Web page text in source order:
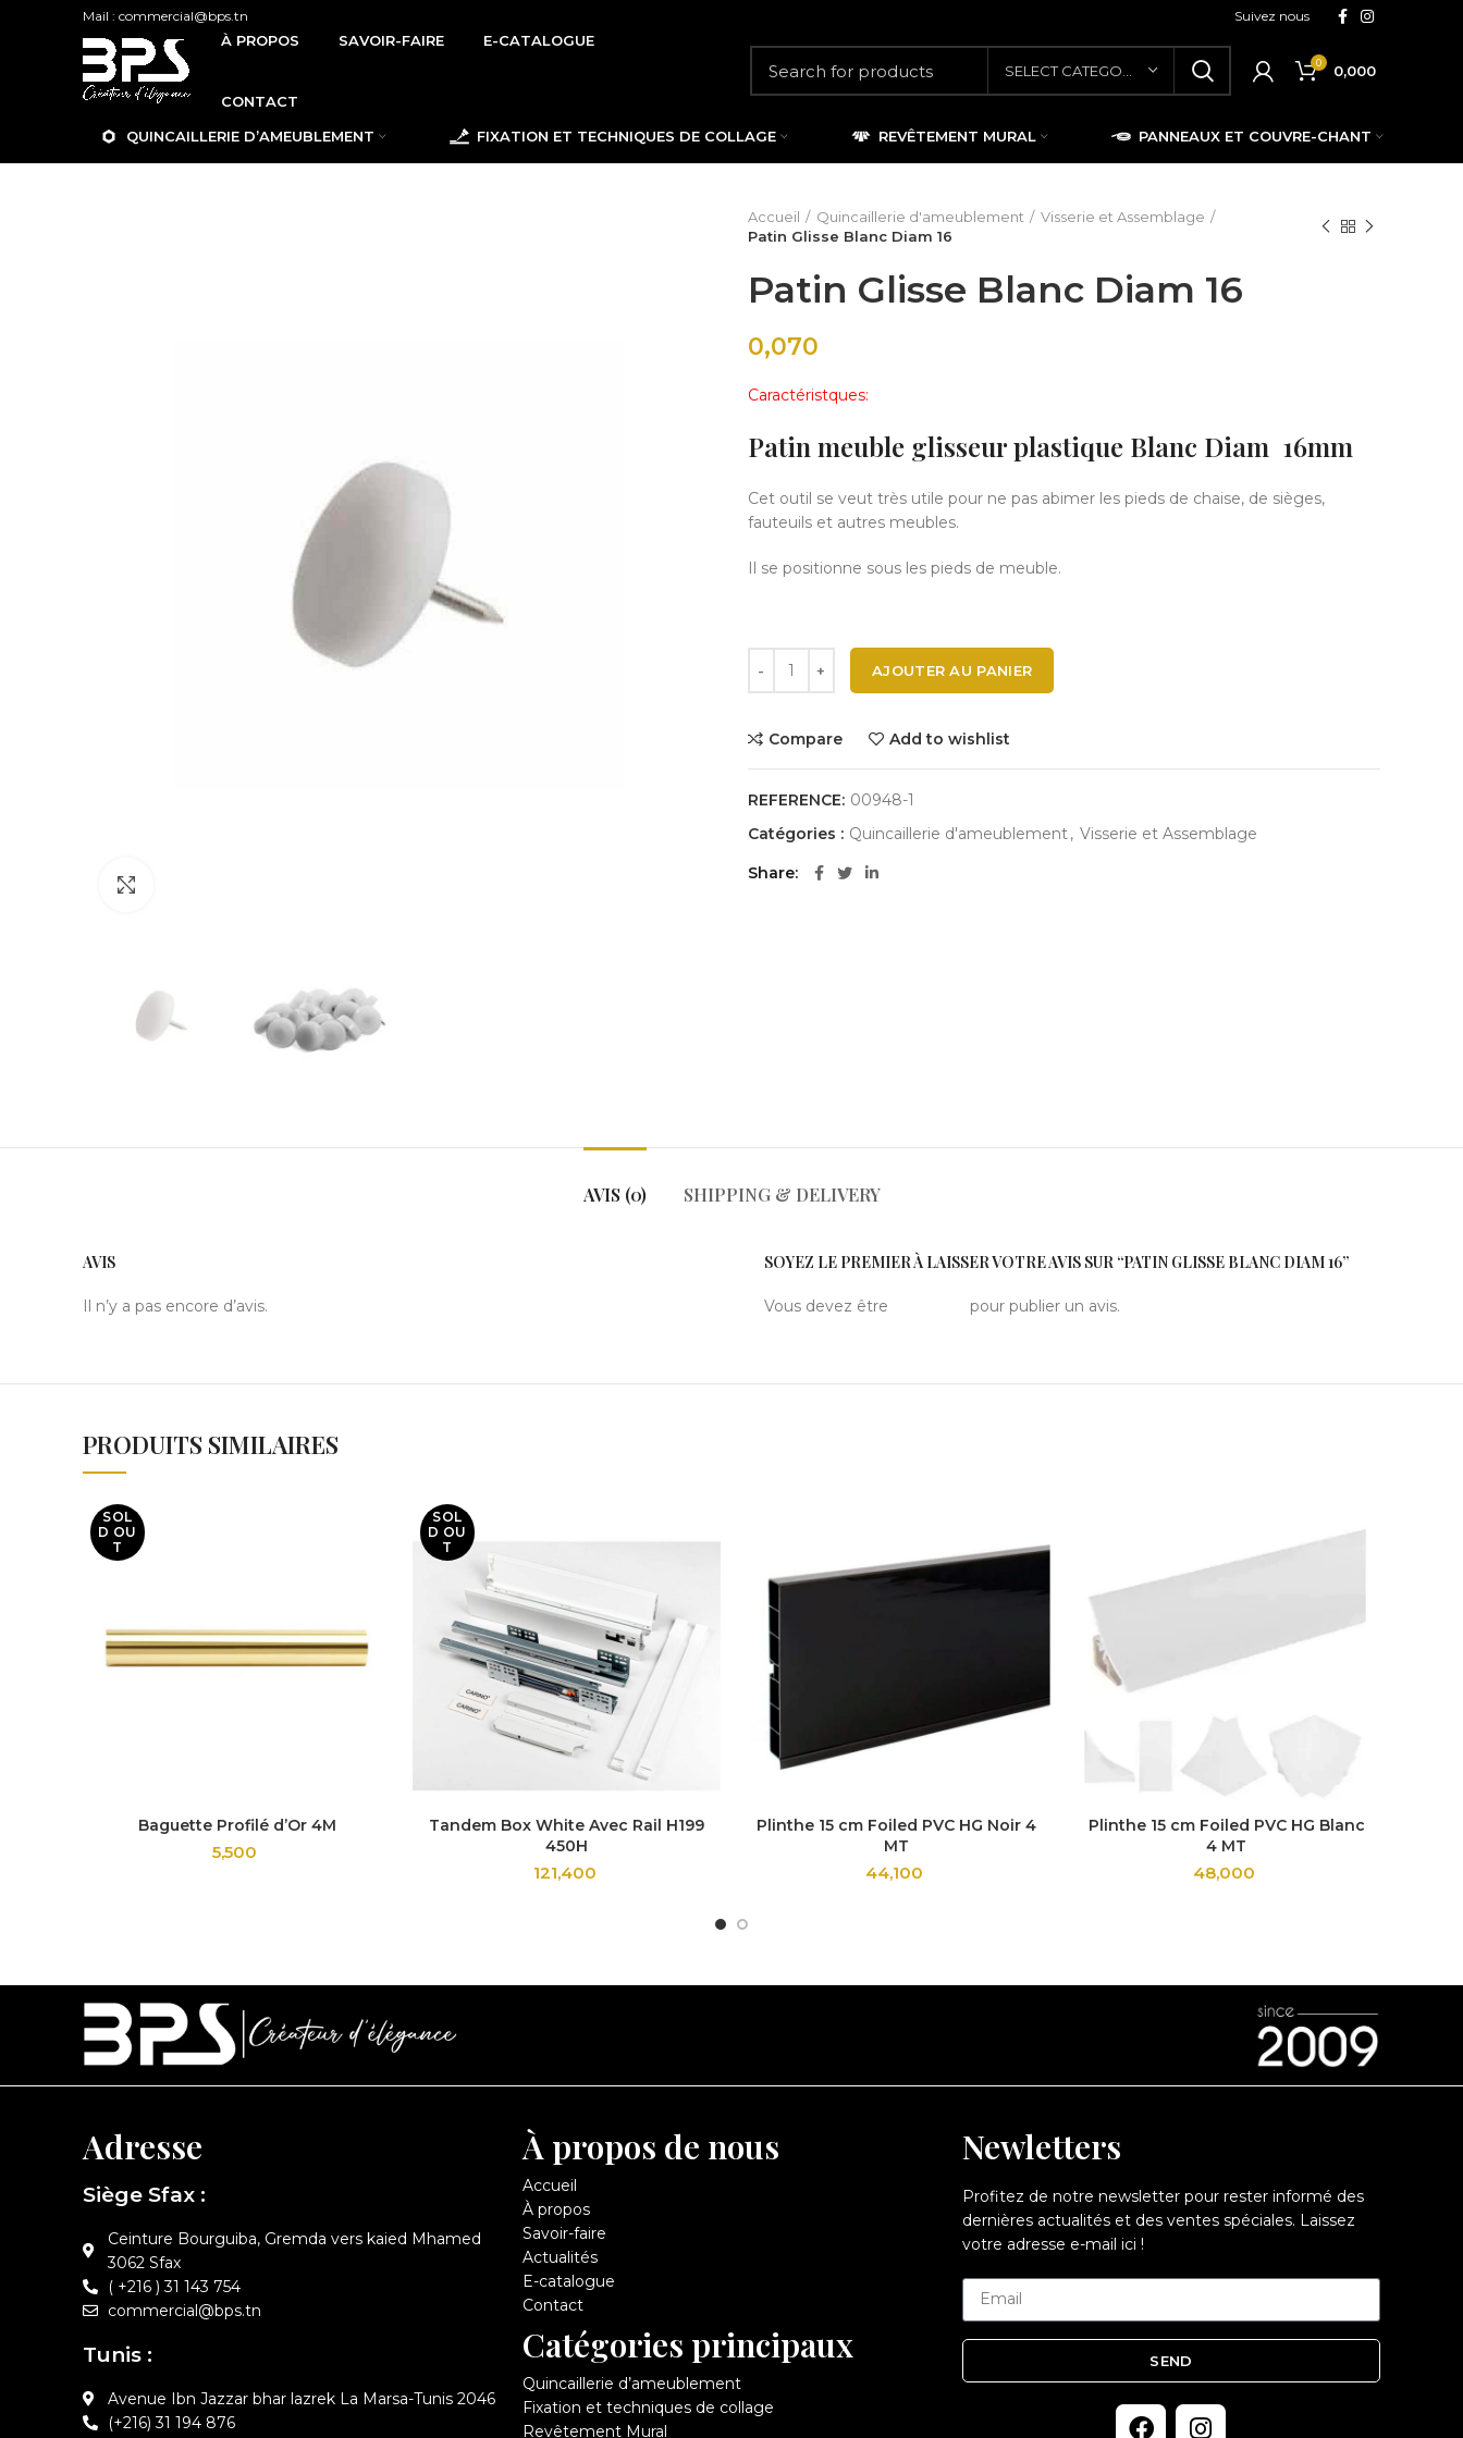
Mail : commercial@bps.tn Suivez nous
À PROPOS SAVOIR-FAIRE E-CATALOGUE
CONTACT
0 0,000
QUINCAILLERIE D’AMEUBLEMENT FIXATION ET TECHNIQUES DE COLLAGE REVÊTEMENT MURAL PANNEAUX ET COUVRE-CHANT
Accueil Quincaillerie d'ameublement
Visserie et Assemblage
Patin Glisse Blanc Diam 16
Patin Glisse Blanc Diam 16
0,070
Caractéristques:
Patin meuble glisseur plastique Blanc Diam 16mm
Cet outil se veut très utile pour ne pas abimer les pieds de chaise, de sièges,
fauteuils et autres meubles.
Il se positionne sous les pieds de meuble.
AJOUTER AU PANIER
Compare Add to wishlist
REFERENCE: 00948-1
Catégories : Quincaillerie d'ameublement, Visserie et Assemblage
Share
AVIS (0) SHIPPING & DELIVERY
AVIS
Il n’y a pas encore d’avis.
SOYEZ LE PREMIER À LAISSER VOTRE AVIS SUR “PATIN GLISSE BLANC DIAM 16”
Vous devez être pour publier un avis.
PRODUITS SIMILAIRES
SOL
D OU
T
Baguette Profilé d’Or 4M
5,500
SOL
D OU
T
Tandem Box White Avec Rail H199
450H
121,400
Plinthe 15 cm Foiled PVC HG Noir 4
MT
44,100
Plinthe 15 cm Foiled PVC HG Blanc
4 MT
48,000
Adresse
Siège Sfax :
Ceinture Bourguiba, Gremda vers kaied Mhamed
3062 Sfax
( +216 ) 31 143 754
commercial@bps.tn
Tunis :
Avenue Ibn Jazzar bhar lazrek La Marsa-Tunis 2046
(+216) 31 194 876
À propos de nous
Accueil
À propos
Savoir-faire
Actualités
E-catalogue
Contact
Catégories principaux
Quincaillerie d’ameublement
Fixation et techniques de collage
Revêtement Mural
Newletters
Profitez de notre newsletter pour rester informé des
dernières actualités et des ventes spéciales. Laissez
votre adresse e-mail ici !
SEND